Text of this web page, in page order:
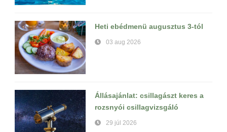
Heti ebédmenü augusztus 3-tól
03 aug 2026
Állásajánlat: csillagászt keres a
rozsnyói csillagvizsgáló
29 júl 2026